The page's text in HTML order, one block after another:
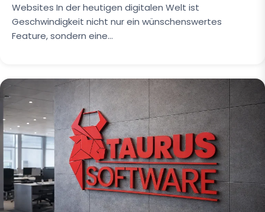
Websites In der heutigen digitalen Welt ist
Geschwindigkeit nicht nur ein wünschenswertes
Feature, sondern eine…